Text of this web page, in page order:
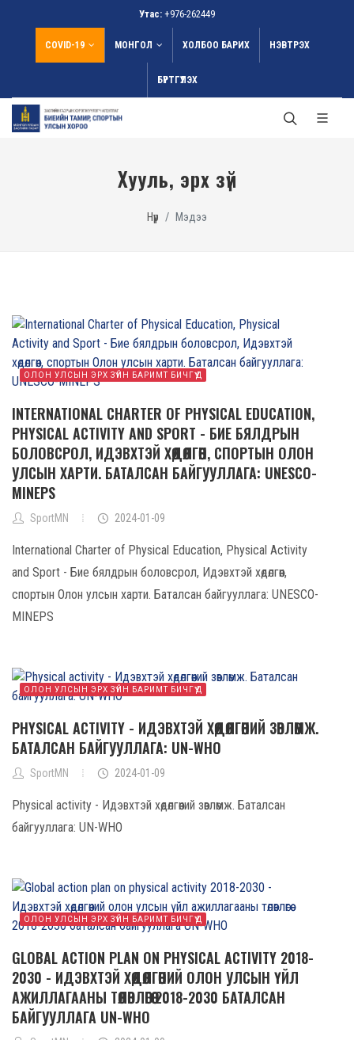
Утас: +976-262449
COVID-19 МОНГОЛ ХОЛБОО БАРИХ НЭВТРЭХ
БҮРТГҮҮЛЭХ
Хууль, эрх зүй
Нүүр Мэдээ
ОЛОН УЛСЫН ЭРХ ЗҮЙН БАРИМТ БИЧГҮҮД
INTERNATIONAL CHARTER OF PHYSICAL EDUCATION,
PHYSICAL ACTIVITY AND SPORT - БИЕ БЯЛДРЫН
БОЛОВСРОЛ, ИДЭВХТЭЙ ХӨДӨЛГӨӨН, СПОРТЫН ОЛОН
УЛСЫН ХАРТИ. БАТАЛСАН БАЙГУУЛЛАГА: UNESCO-
MINEPS
SportMN 2024-01-09
International Charter of Physical Education, Physical Activity
and Sport - Бие бялдрын боловсрол, Идэвхтэй хөдөлгөөн,
спортын Олон улсын харти. Баталсан байгууллага: UNESCO-
MINEPS
ОЛОН УЛСЫН ЭРХ ЗҮЙН БАРИМТ БИЧГҮҮД
PHYSICAL ACTIVITY - ИДЭВХТЭЙ ХӨДӨЛГӨӨНИЙ ЗӨВЛӨМЖ.
БАТАЛСАН БАЙГУУЛЛАГА: UN-WHO
SportMN 2024-01-09
Physical activity - Идэвхтэй хөдөлгөөний зөвлөмж. Баталсан
байгууллага: UN-WHO
ОЛОН УЛСЫН ЭРХ ЗҮЙН БАРИМТ БИЧГҮҮД
GLOBAL ACTION PLAN ON PHYSICAL ACTIVITY 2018-
2030 - ИДЭВХТЭЙ ХӨДӨЛГӨӨНИЙ ОЛОН УЛСЫН ҮЙЛ
АЖИЛЛАГААНЫ ТӨЛӨВЛӨГӨӨ 2018-2030 БАТАЛСАН
БАЙГУУЛЛАГА UN-WHO